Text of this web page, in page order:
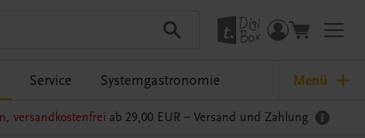
Service Systemgastronomie Menü
versandkostenfrei ab 29,00 EUR – Versand und Zahlung